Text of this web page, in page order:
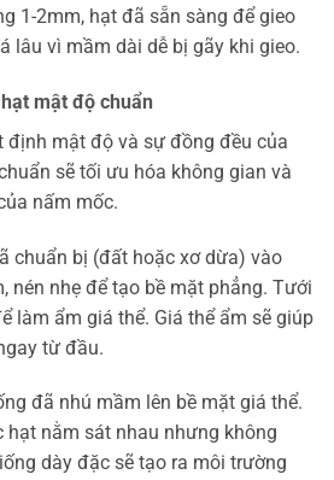
1-2mm, hạt đã sẵn sàng để gieo
lâu vì mầm dài dễ bị gãy khi gieo.
mật độ chuẩn
định mật độ và sự đồng đều của
sẽ tối ưu hóa không gian và
nấm mốc.
chuẩn bị (đất hoặc xơ dừa) vào
nén nhẹ để tạo bề mặt phẳng. Tưới
làm ẩm giá thể. Giá thể ẩm sẽ giúp
từ đầu.
đã nhú mầm lên bề mặt giá thể.
hạt nằm sát nhau nhưng không
dày đặc sẽ tạo ra môi trường